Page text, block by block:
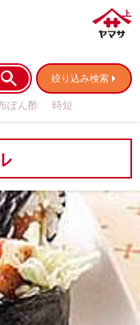
絞り込み検索
ぽん酢
時短